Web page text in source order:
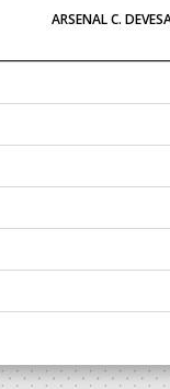
ARSENAL C.